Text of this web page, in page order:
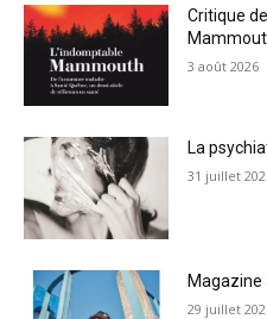
Critique
3 août 2026
La
31 juillet
Magazine
29 juillet